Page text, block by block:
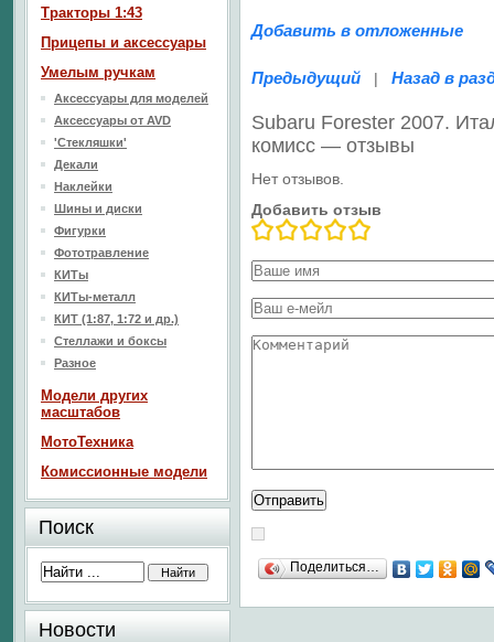
Добавить в отложенные
Предыдущий | Назад в
Subaru Forester 2007.
комисс — отзывы
Нет отзывов.
Добавить отзыв
Поделиться…
Тракторы 1:43
Прицепы и аксессуары
Умелым ручкам
Аксессуары для моделей
Аксессуары от AVD
'Стекляшки'
Декали
Наклейки
Шины и диски
Фигурки
Фототравление
КИТы
КИТы-металл
КИТ (1:87, 1:72 и др.)
Стеллажи и боксы
Разное
Модели других
масштабов
МотоТехника
Комиссионные модели
Поиск
Новости